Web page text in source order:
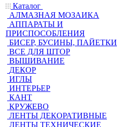
Каталог
АЛМАЗНАЯ МОЗАИКА
АППАРАТЫ И
ПРИСПОСОБЛЕНИЯ
БИСЕР, БУСИНЫ, ПАЙЕТКИ
ВСЕ ДЛЯ ШТОР
ВЫШИВАНИЕ
ДЕКОР
ИГЛЫ
ИНТЕРЬЕР
КАНТ
КРУЖЕВО
ЛЕНТЫ ДЕКОРАТИВНЫЕ
ЛЕНТЫ ТЕХНИЧЕСКИЕ